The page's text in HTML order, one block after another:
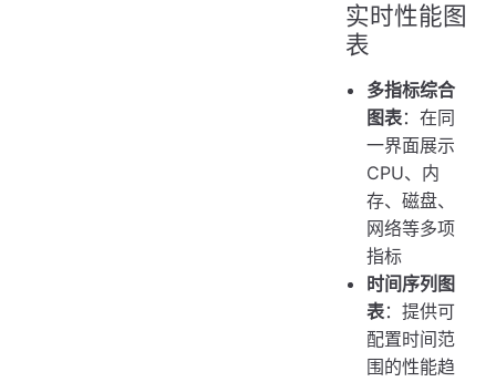
实时性能图
表
多指标综合
图表：在同
一界面展示
CPU、内
存、磁盘、
网络等多项
指标
时间序列图
表：提供可
配置时间范
围的性能趋